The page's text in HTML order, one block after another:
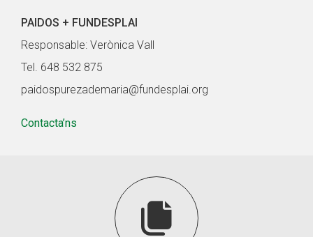
PAIDOS + FUNDESPLAI
Responsable: Verònica Vall
Tel. 648 532 875
paidospurezademaria@fundesplai.org
Contacta’ns
